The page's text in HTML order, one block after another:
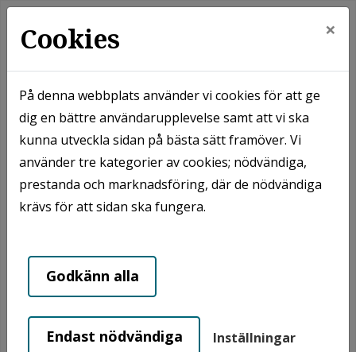
Våra områden
Kivik
Kivik - Flerkanten
Cookies ×
På denna webbplats använder vi cookies för att ge
dig en bättre användarupplevelse samt att vi ska
kunna utveckla sidan på bästa sätt framöver. Vi
använder tre kategorier av cookies; nödvändiga,
prestanda och marknadsföring, där de nödvändiga
krävs för att sidan ska fungera.
Godkänn alla
Endast nödvändiga Inställningar